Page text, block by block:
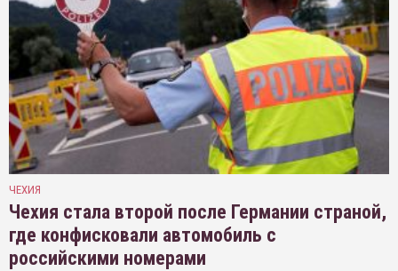
ЧЕХИЯ
Чехия стала второй после Германии страной,
где конфисковали автомобиль с
российскими номерами